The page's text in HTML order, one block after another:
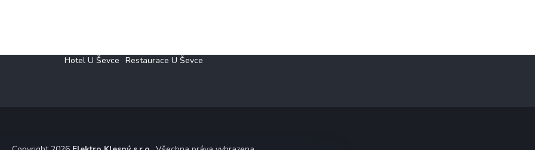
Hotel U Ševce Restaurace U Ševce